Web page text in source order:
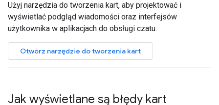
Użyj narzędzia do tworzenia kart, aby projektować i
wyświetlać podgląd wiadomości oraz interfejsów
użytkownika w aplikacjach do obsługi czatu:
Otwórz narzędzie do tworzenia kart
Jak wyświetlane są błędy kart